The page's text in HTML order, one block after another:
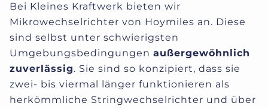
Bei Kleines Kraftwerk bieten wir
Mikrowechselrichter von Hoymiles an. Diese
sind selbst unter schwierigsten
Umgebungsbedingungen außergewöhnlich
zuverlässig. Sie sind so konzipiert, dass sie
zwei- bis viermal länger funktionieren als
herkömmliche Stringwechselrichter und über